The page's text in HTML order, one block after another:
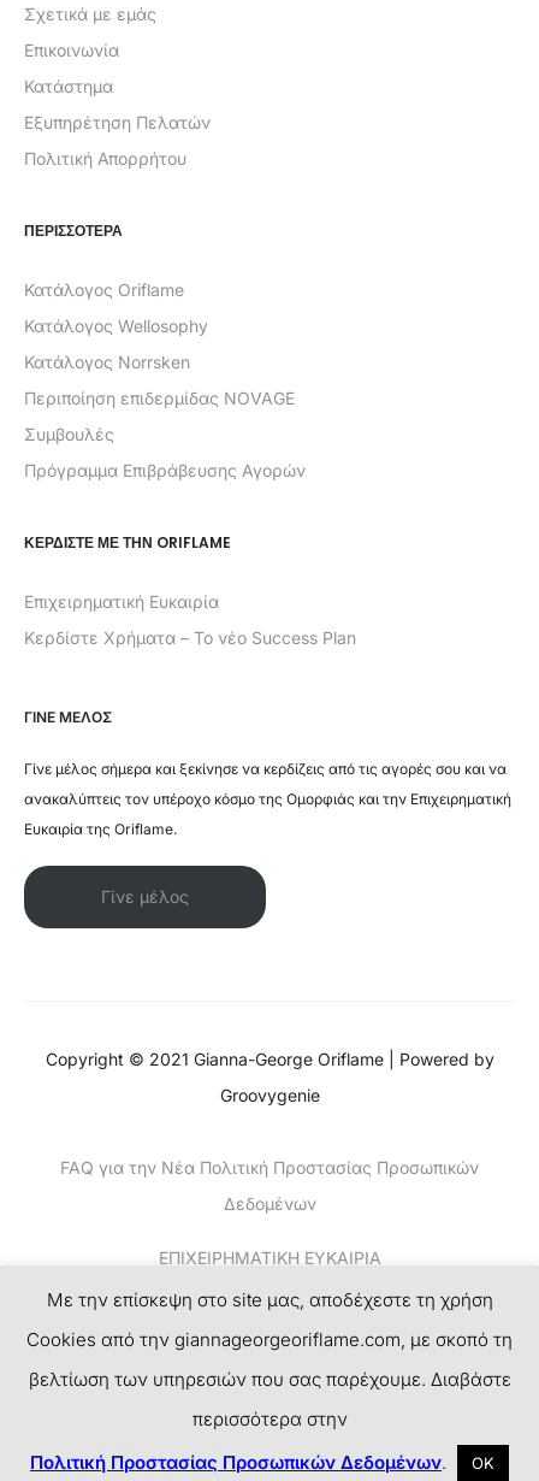
Σχετικά με εμάς
Επικοινωνία
Κατάστημα
Εξυπηρέτηση Πελατών
Πολιτική Απορρήτου
ΠΕΡΙΣΣΟΤΕΡΑ
Κατάλογος Oriflame
Κατάλογος Wellosophy
Κατάλογος Norrsken
Περιποίηση επιδερμίδας NOVAGE
Συμβουλές
Πρόγραμμα Επιβράβευσης Αγορών
ΚΕΡΔΊΣΤΕ ΜΕ ΤΗΝ ORIFLAME
Επιχειρηματική Ευκαιρία
Κερδίστε Χρήματα – Το νέο Success Plan
ΓΙΝΕ ΜΕΛΟΣ
Γίνε μέλος σήμερα και ξεκίνησε να κερδίζεις από τις αγορές σου και να
ανακαλύπτεις τον υπέροχο κόσμο της Ομορφιάς και την Επιχειρηματική
Ευκαιρία της Oriflame.
Γίνε μέλος
Copyright © 2021 Gianna-George Oriflame | Powered by
Groovygenie
FAQ για την Νέα Πολιτική Προστασίας Προσωπικών
Δεδομένων
ΕΠΙΧΕΙΡΗΜΑΤΙΚΗ ΕΥΚΑΙΡΙΑ
ΚΕΡΔΙΣΤΕ ΧΡΗΜΑΤΑ-ΤΟ ΝΕΟ SUCCESS PLAN
a
c
n
s
w
i
i
n
Με την επίσκεψη στο site μας, αποδέχεστε τη χρήση
Cookies από την giannageorgeoriflame.com, με σκοπό τη
βελτίωση των υπηρεσιών που σας παρέχουμε. Διαβάστε
περισσότερα στην
Πολιτική Προστασίας Προσωπικών Δεδομένων. ΟΚ